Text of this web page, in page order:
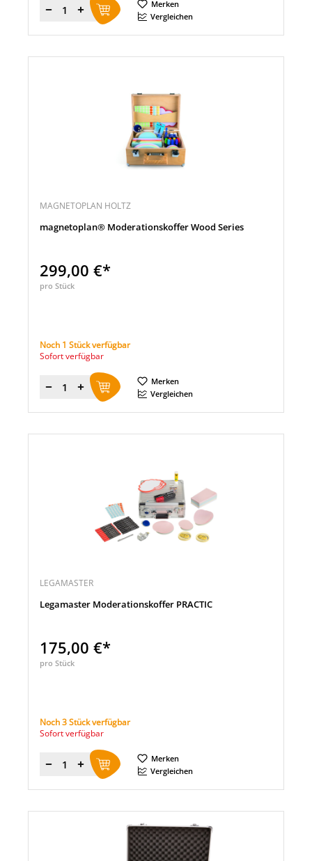
Menge
Merken
Vergleichen
MAGNETOPLAN HOLTZ
magnetoplan® Moderationskoffer Wood Series
299,00 €*
pro Stück
Noch 1 Stück verfügbar
Sofort verfügbar
Menge
Merken
Vergleichen
LEGAMASTER
Legamaster Moderationskoffer PRACTIC
175,00 €*
pro Stück
Noch 3 Stück verfügbar
Sofort verfügbar
Menge
Merken
Vergleichen